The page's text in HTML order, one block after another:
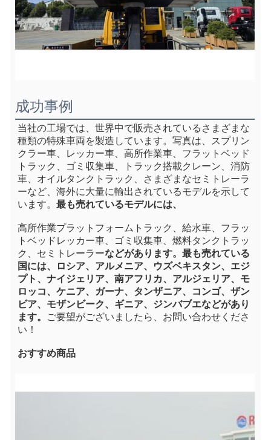
成功事例
当社の工場では、世界中で販売されているさまざまな
種類の特殊車両を製造しています。写真は、スプリン
クラー車、レッカー車、高所作業車、フラットベッド
トラック、ゴミ収集車、トラック搭載クレーン、消防
車、オイルタンクトラック、さまざまなセミトレーラ
ーなど、海外に大量に輸出されているモデルを示して
います。 最も売れているモデルには、
高所作業プラットフォームトラック、給水車、フラッ
トベッドレッカー車、ゴミ収集車、燃料タンクトラッ
ク、セミトレーラーなどがあります。最も売れている
国には、ロシア、アルメニア、ウズベキスタン、エジ
プト、ナイジェリア、南アフリカ、アルジェリア、モ
ロッコ、ケニア、ガーナ、タンザニア、コンゴ、ザン
ビア、モザンビーク、ギニア、ジンバブエなどがあり
ます。
ご要望がございましたら、お問い合わせくださ
い！
おすすめ商品